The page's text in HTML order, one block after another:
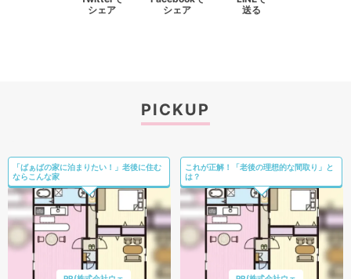
シェア
シェア
送る
PICKUP
「ばぁばの家に泊まりたい！」老後に住む
ならこんな家
これが正解！「老後の理想的な間取り」と
は？